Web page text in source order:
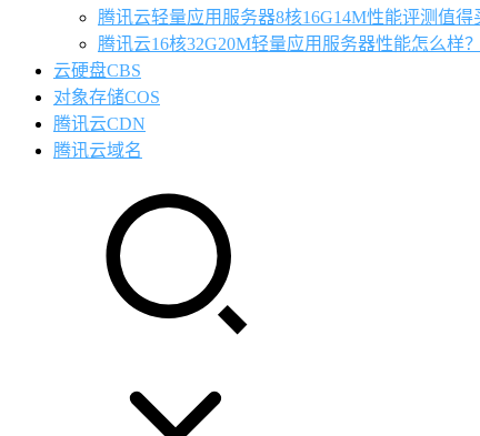
腾讯云轻量应用服务器8核16G14M性能评测值得
腾讯云16核32G20M轻量应用服务器性能怎么样？
云硬盘CBS
对象存储COS
腾讯云CDN
腾讯云域名